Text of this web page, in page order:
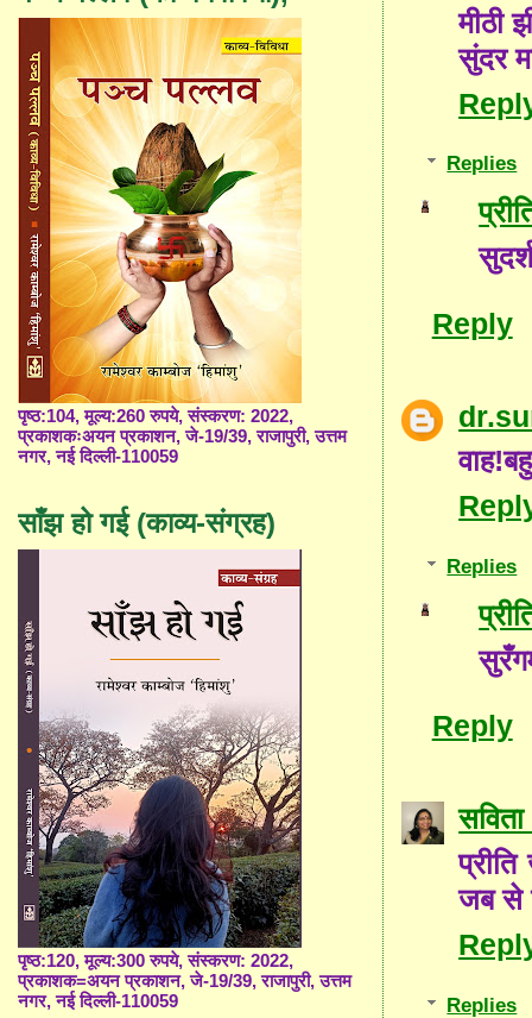
मीठी
सुंदर
Replies
Reply
Replies
Reply
जब से
Replies
पृष्ठ:104, मूल्य:260 रुपये, संस्करण: 2022,
प्रकाशकःअयन प्रकाशन, जे-19/39, राजापुरी, उत्तम
नगर, नई दिल्ली-110059
साँझ हो गई (काव्य-संग्रह)
पृष्ठ:120, मूल्य:300 रुपये, संस्करण: 2022,
प्रकाशक=अयन प्रकाशन, जे-19/39, राजापुरी, उत्तम
नगर, नई दिल्ली-110059